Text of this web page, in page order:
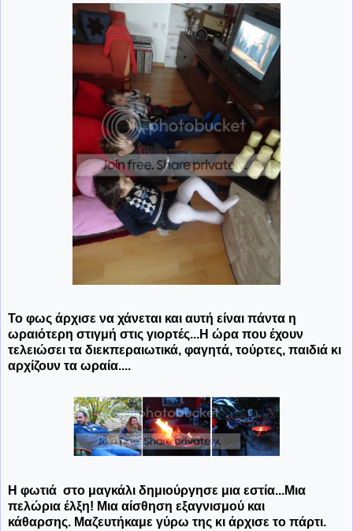
Το φως άρχισε να χάνεται και αυτή είναι πάντα η
ωραιότερη στιγμή στις γιορτές...Η ώρα που έχουν
τελειώσει τα διεκπεραιωτικά, φαγητά, τούρτες, παιδιά κι
αρχίζουν τα ωραία....
Η φωτιά στο μαγκάλι δημιούργησε μια εστία...Μια
πελώρια έλξη! Μια αίσθηση εξαγνισμού και
κάθαρσης. Μαζευτήκαμε γύρω της κι άρχισε το πάρτι.